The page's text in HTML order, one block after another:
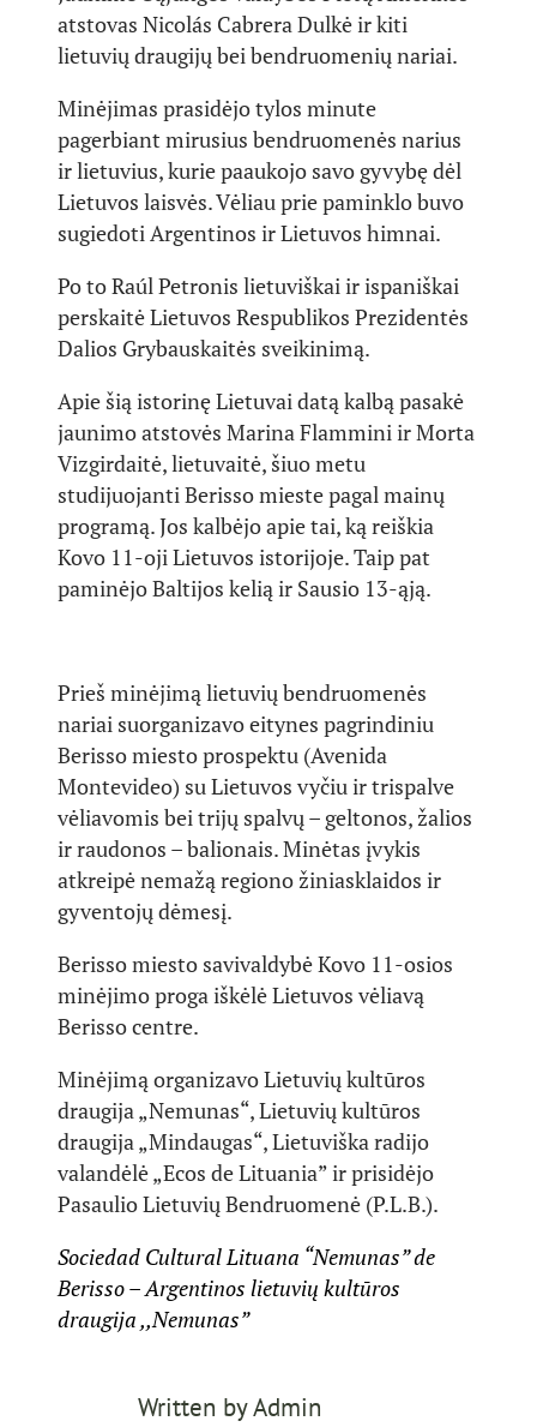
atstovas Nicolás Cabrera Dulkė ir kiti
lietuvių draugijų bei bendruomenių nariai.
Minėjimas prasidėjo tylos minute
pagerbiant mirusius bendruomenės narius
ir lietuvius, kurie paaukojo savo gyvybę dėl
Lietuvos laisvės. Vėliau prie paminklo buvo
sugiedoti Argentinos ir Lietuvos himnai.
Po to Raúl Petronis lietuviškai ir ispaniškai
perskaitė Lietuvos Respublikos Prezidentės
Dalios Grybauskaitės sveikinimą.
Apie šią istorinę Lietuvai datą kalbą pasakė
jaunimo atstovės Marina Flammini ir Morta
Vizgirdaitė, lietuvaitė, šiuo metu
studijuojanti Berisso mieste pagal mainų
programą. Jos kalbėjo apie tai, ką reiškia
Kovo 11-oji Lietuvos istorijoje. Taip pat
paminėjo Baltijos kelią ir Sausio 13-ąją.
Prieš minėjimą lietuvių bendruomenės
nariai suorganizavo eitynes pagrindiniu
Berisso miesto prospektu (Avenida
Montevideo) su Lietuvos vyčiu ir trispalve
vėliavomis bei trijų spalvų – geltonos, žalios
ir raudonos – balionais. Minėtas įvykis
atkreipė nemažą regiono žiniasklaidos ir
gyventojų dėmesį.
Berisso miesto savivaldybė Kovo 11-osios
minėjimo proga iškėlė Lietuvos vėliavą
Berisso centre.
Minėjimą organizavo Lietuvių kultūros
draugija „Nemunas“, Lietuvių kultūros
draugija „Mindaugas“, Lietuviška radijo
valandėlė „Ecos de Lituania” ir prisidėjo
Pasaulio Lietuvių Bendruomenė (P.L.B.).
Sociedad Cultural Lituana “Nemunas” de
Berisso – Argentinos lietuvių kultūros
draugija ,,Nemunas”
Written byAdmin